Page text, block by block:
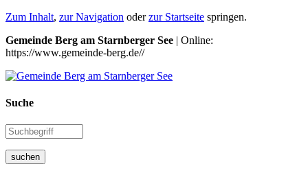
Zum Inhalt, zur Navigation oderzur Startseite springen.
Gemeinde Berg am Starnberger See | Online:
https://www.gemeinde-berg.de//
Suche
suchen